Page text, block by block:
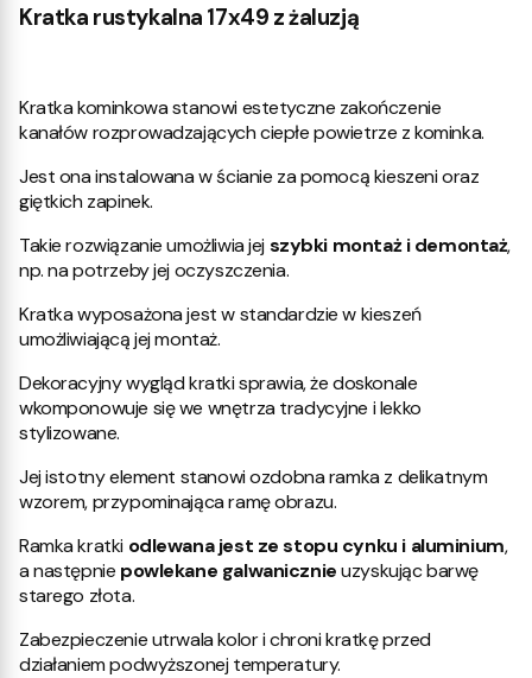
Kratka rustykalna 17x49 z żaluzją
Kratka kominkowa stanowi estetyczne zakończenie
kanałów rozprowadzających ciepłe powietrze z kominka.
Jest ona instalowana w ścianie za pomocą kieszeni oraz
giętkich zapinek.
Takie rozwiązanie umożliwia jej szybki montaż i demontaż,
np. na potrzeby jej oczyszczenia.
Kratka wyposażona jest w standardzie w kieszeń
umożliwiającą jej montaż.
Dekoracyjny wygląd kratki sprawia, że doskonale
wkomponowuje się we wnętrza tradycyjne i lekko
stylizowane.
Jej istotny element stanowi ozdobna ramka z delikatnym
wzorem, przypominająca ramę obrazu.
Ramka kratki odlewana jest ze stopu cynku i aluminium,
a następnie powlekane galwanicznieuzyskując barwę
starego złota.
Zabezpieczenie utrwala kolor i chroni kratkę przed
działaniem podwyższonej temperatury.